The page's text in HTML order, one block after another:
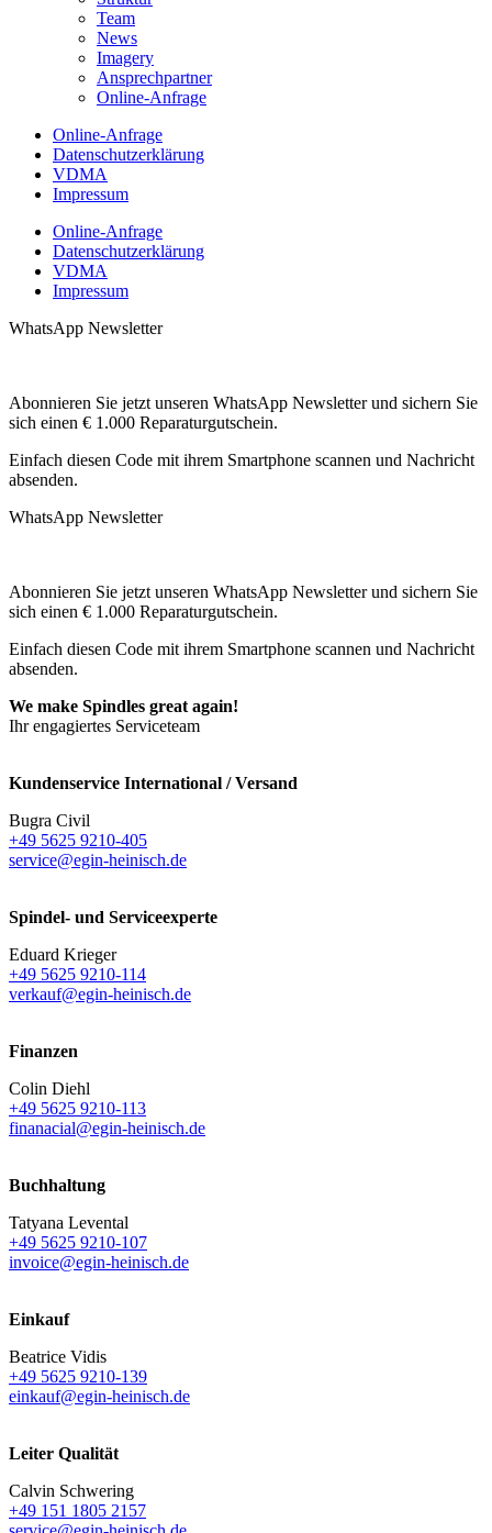
Team
News
Imagery
Ansprechpartner
Online-Anfrage
Online-Anfrage
Datenschutzerklärung
VDMA
Impressum
Online-Anfrage
Datenschutzerklärung
VDMA
Impressum
WhatsApp Newsletter
Abonnieren Sie jetzt unseren WhatsApp Newsletter und sichern Sie
sich einen € 1.000 Reparaturgutschein.
Einfach diesen Code mit ihrem Smartphone scannen und Nachricht
absenden.
WhatsApp Newsletter
Abonnieren Sie jetzt unseren WhatsApp Newsletter und sichern Sie
sich einen € 1.000 Reparaturgutschein.
Einfach diesen Code mit ihrem Smartphone scannen und Nachricht
absenden.
We make Spindles great again!
Ihr engagiertes Serviceteam
Kundenservice International / Versand
Bugra Civil
+49 5625 9210-405
service@egin-heinisch.de
Spindel- und Serviceexperte
Eduard Krieger
+49 5625 9210-114
verkauf@egin-heinisch.de
Finanzen
Colin Diehl
+49 5625 9210-113
finanacial@egin-heinisch.de
Buchhaltung
Tatyana Levental
+49 5625 9210-107
invoice@egin-heinisch.de
Einkauf
Beatrice Vidis
+49 5625 9210-139
einkauf@egin-heinisch.de
Leiter Qualität
Calvin Schwering
+49 151 1805 2157